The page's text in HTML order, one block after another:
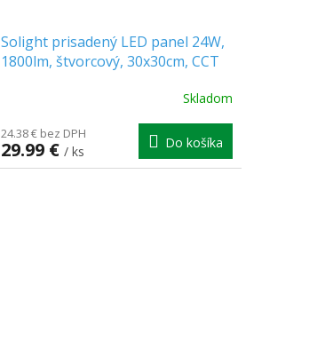
Solight prisadený LED panel 24W,
1800lm, štvorcový, 30x30cm, CCT
Skladom
24.38 € bez DPH
29.99 € / ks
Do košíka